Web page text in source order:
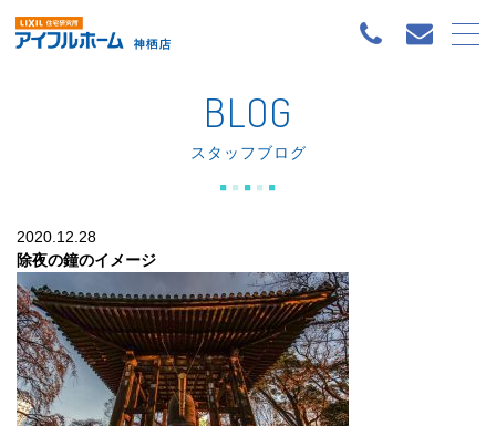
BLOG
スタッフブログ
2020.12.28
除夜の鐘のイメージ